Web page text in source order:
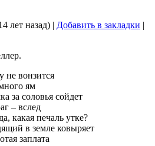
лет назад) | Добавить в закладки |
не вонзится
ям
за соловья сойдет
– вслед
какая печаль утке?
в земле ковыряет
заплата